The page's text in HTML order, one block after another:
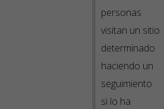
personas
visitan un sitio
determinado
haciendo un
seguimiento
si lo ha